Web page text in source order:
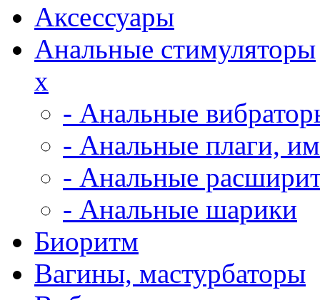
Аксессуары
Анальные стимуляторы
x
- Анальные
- Анальные плаги,
- Анальные
- Анальные шарики
Биоритм
Вагины, мастурбаторы